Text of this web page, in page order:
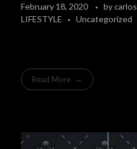
February 18, 2020 bycarlos
LIFESTYLE
Uncategorized
Read More